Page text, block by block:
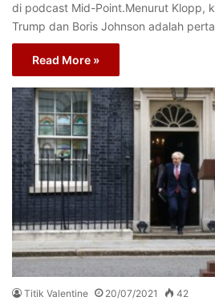
di podcast Mid-Point.Menurut Klopp,
Trump dan Boris Johnson adalah
Read More »
Titik Valentine 20/07/2021 42